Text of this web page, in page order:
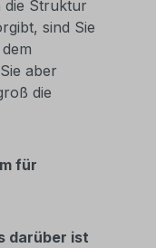
die Struktur
sind Sie
aber
die
für
darüber ist